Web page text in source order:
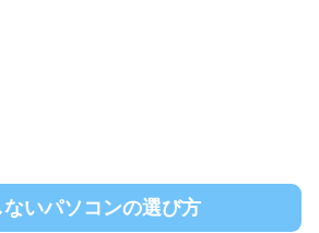
ないパソコンの選び方